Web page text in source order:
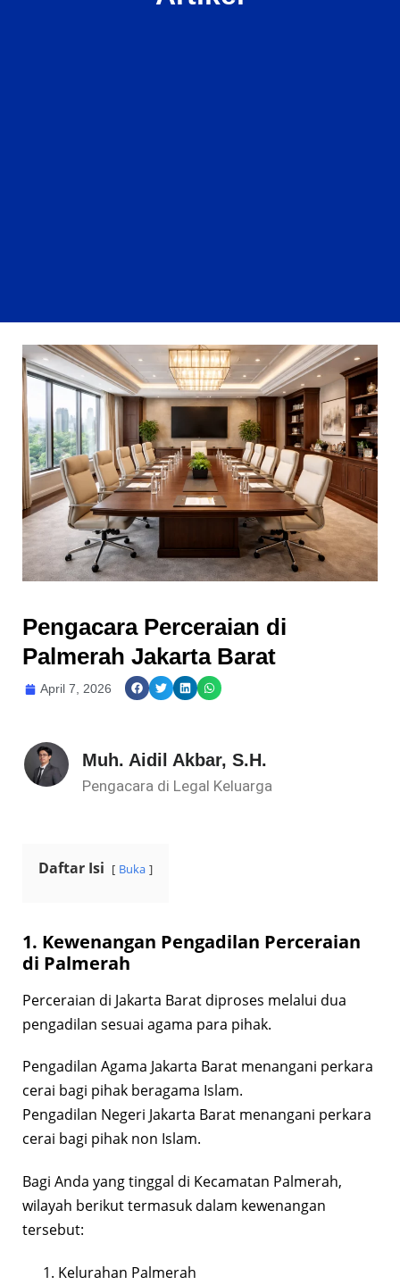
Pengacara Perceraian di
Palmerah Jakarta Barat
April 7, 2026
Muh. Aidil Akbar, S.H.
Pengacara di Legal Keluarga
Daftar Isi Buka
1. Kewenangan Pengadilan Perceraian
di Palmerah
Perceraian di Jakarta Barat diproses melalui dua
pengadilan sesuai agama para pihak.
Pengadilan Agama Jakarta Barat menangani perkara
cerai bagi pihak beragama Islam.
Pengadilan Negeri Jakarta Barat menangani perkara
cerai bagi pihak non Islam.
Bagi Anda yang tinggal di Kecamatan Palmerah,
wilayah berikut termasuk dalam kewenangan
tersebut:
Kelurahan Palmerah